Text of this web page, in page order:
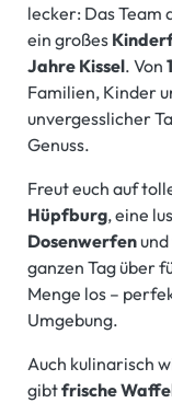
lecker: Das Team
ein großes
Jahre Kissel. Von
Familien, Kinder
unvergesslicher
Genuss.
Freut euch auf
Hüpfburg, eine
Dosenwerfen
ganzen Tag über
Menge los –
Umgebung.
Auch kulinarisch
gibtfrische